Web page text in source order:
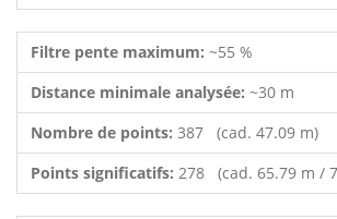
Filtre pente maximum: ~55 %
Distance minimale analysée: ~30 m
Nombre de points: 387 (cad. 47.09 m)
Points significatifs: 278 (cad. 65.79 m /